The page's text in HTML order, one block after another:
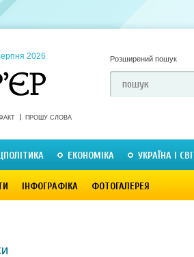
2026 Розширений пошук
ПРОШУ СЛОВА
ЕКОНОМІКА УКРАЇНА І
ІНФОГРАФІКА ФОТОГАЛЕРЕЯ